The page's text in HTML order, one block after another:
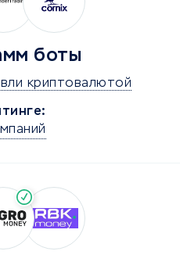
боты
криптовалютой